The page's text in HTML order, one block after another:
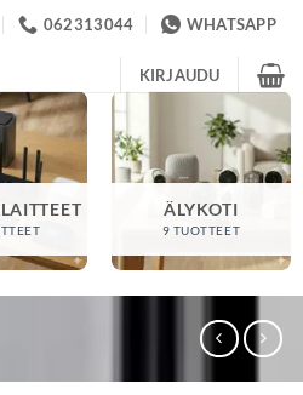
062313044 WHATSAPP
KIRJAUDU
ÄLYKOTI
9 TUOTTEET